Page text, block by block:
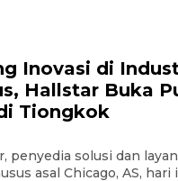
Inovasi di
Hallstar Buka
Tiongkok
penyedia solusi dan
asal Chicago, AS,